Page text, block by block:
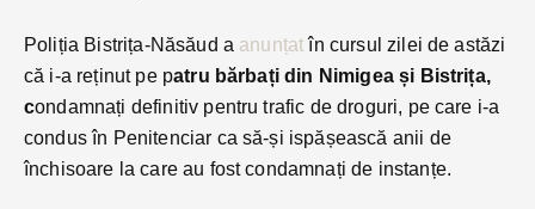
Poliția Bistrița-Năsăud a anunțatîn cursul zilei de astăzi
că i-a reținut pe patru bărbați din Nimigea și Bistrița,
condamnați definitiv pentru trafic de droguri, pe care i-a
condus în Penitenciar ca să-și ispășească anii de
închisoare la care au fost condamnați de instanțe.